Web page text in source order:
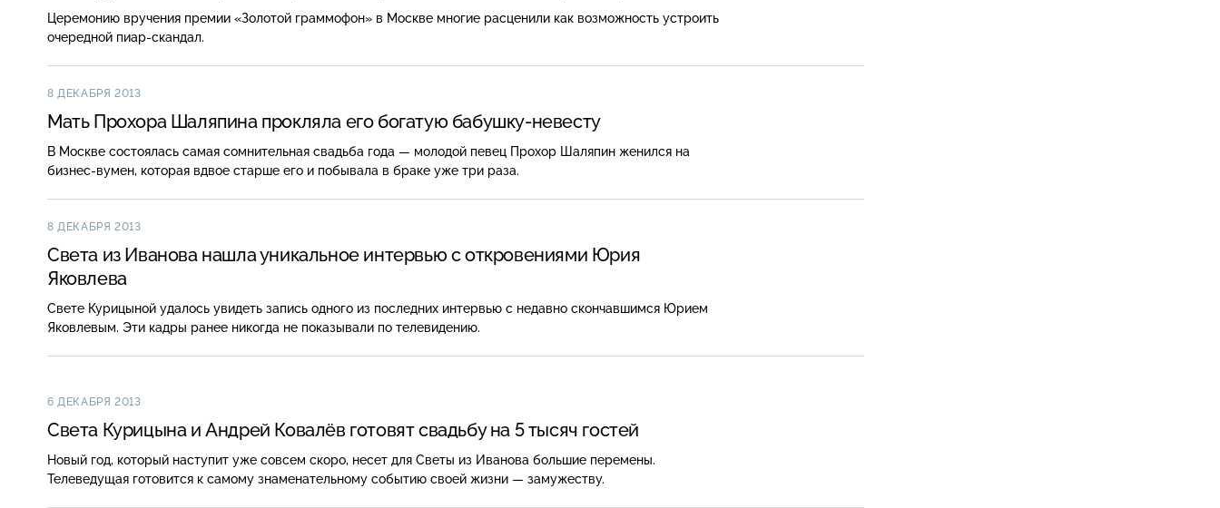
Церемонию вручения премии «Золотой граммофон» в Москве многие расценили как возможность устроить
очередной пиар-скандал.
8 ДЕКАБРЯ 2013
Мать Прохора Шаляпина прокляла его богатую бабушку-невесту
В Москве состоялась самая сомнительная свадьба года — молодой певец Прохор Шаляпин женился на
бизнес-вумен, которая вдвое старше его и побывала в браке уже три раза.
8 ДЕКАБРЯ 2013
Света из Иванова нашла уникальное интервью с откровениями Юрия
Яковлева
Свете Курицыной удалось увидеть запись одного из последних интервью с недавно скончавшимся Юрием
Яковлевым. Эти кадры ранее никогда не показывали по телевидению.
6 ДЕКАБРЯ 2013
Света Курицына и Андрей Ковалёв готовят свадьбу на 5 тысяч гостей
Новый год, который наступит уже совсем скоро, несет для Светы из Иванова большие перемены.
Телеведущая готовится к самому знаменательному событию своей жизни — замужеству.